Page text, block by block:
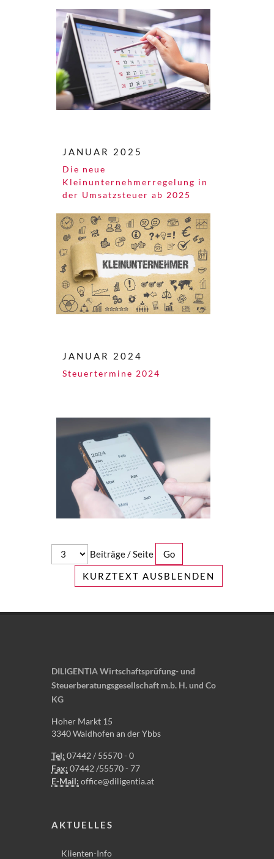
JANUAR 2025
Die neue
Kleinunternehmerregelung in
der Umsatzsteuer ab 2025
JANUAR 2024
Steuertermine 2024
Beiträge / Seite
KURZTEXT AUSBLENDEN
DILIGENTIA Wirtschaftsprüfung- und
Steuerberatungsgesellschaft m.b. H. und Co
KG
Hoher Markt 15
3340 Waidhofen an der Ybbs
Tel: 07442 / 55570 - 0
Fax: 07442 /55570 - 77
E-Mail: office@diligentia.at
AKTUELLES
Klienten-Info